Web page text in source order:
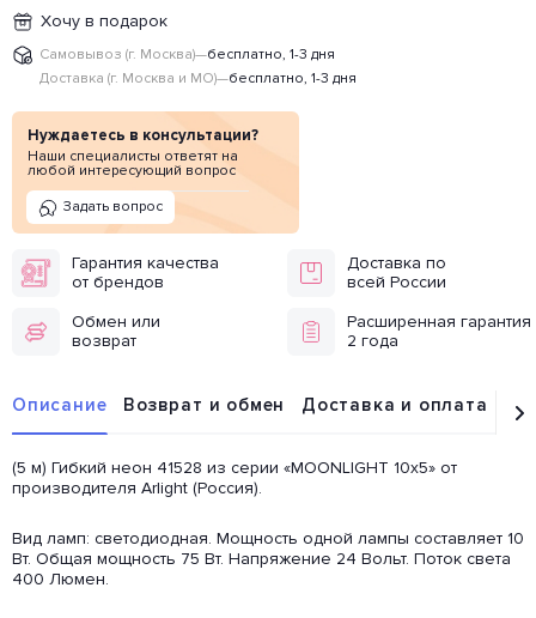
Хочу в подарок
Самовывоз (г. Москва)—бесплатно, 1-3 дня
Доставка (г. Москва и МО)—бесплатно, 1-3 дня
Нуждаетесь в консультации?
Наши специалисты ответят на
любой интересующий вопрос
Задать вопрос
Гарантия качества
от брендов
Доставка по
всей России
Обмен или
возврат
Расширенная гарантия
2 года
Описание Возврат и обмен Доставка и оплата
(5 м) Гибкий неон 41528 из серии «MOONLIGHT 10х5» от
производителя Arlight (Россия).
Вид ламп: светодиодная. Мощность одной лампы составляет 10
Вт. Общая мощность 75 Вт. Напряжение 24 Вольт. Поток света
400 Люмен.